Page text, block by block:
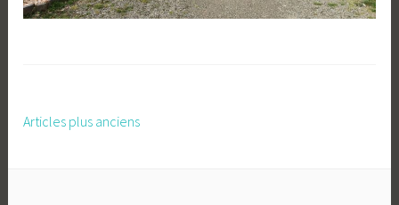
Navigation
Articles plus anciens